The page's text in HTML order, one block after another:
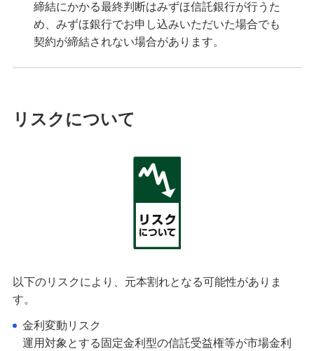
締結にかかる最終判断はみずほ信託銀行が行うた
め、みずほ銀行でお申し込みいただいた場合でも
契約が締結されない場合があります。
リスクについて
以下のリスクにより、元本割れとなる可能性がありま
す。
金利変動リスク
運用対象とする固定金利型の信託受益権等が市場金利